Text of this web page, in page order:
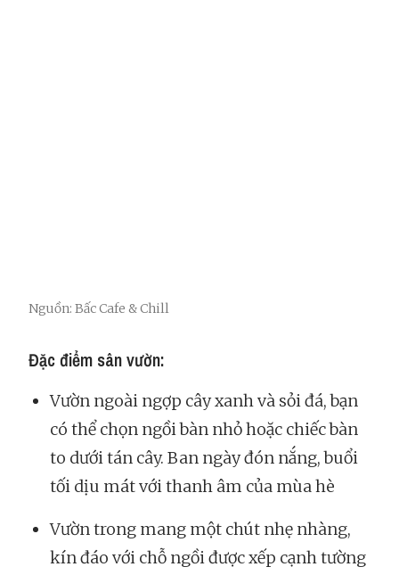
Nguồn: Bấc Cafe & Chill
Đặc điểm sân vườn:
Vườn ngoài ngợp cây xanh và sỏi đá, bạn
có thể chọn ngồi bàn nhỏ hoặc chiếc bàn
to dưới tán cây. Ban ngày đón nắng, buổi
tối dịu mát với thanh âm của mùa hè
Vườn trong mang một chút nhẹ nhàng,
kín đáo với chỗ ngồi được xếp cạnh tường